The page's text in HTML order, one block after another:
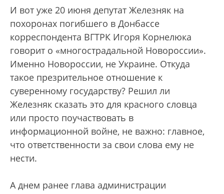
И вот уже 20 июня депутат Железняк на
похоронах погибшего в Донбассе
корреспондента ВГТРК Игоря Корнелюка
говорит о «многострадальной Новороссии».
Именно Новороссии, не Украине. Откуда
такое презрительное отношение к
суверенному государству? Решил ли
Железняк сказать это для красного словца
или просто поучаствовать в
информационной войне, не важно: главное,
что ответственности за свои слова ему не
нести.
А днем ранее глава администрации